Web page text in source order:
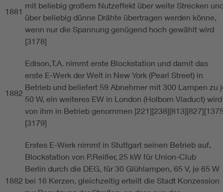
1881
mit beliebig großem Nutzeffekt über weite Strecken
über beliebig dünne Drähte übertragen werden könne,
wenn nur die Spannung genügend hoch gewählt wird
[3178]
1882
Edison,T.A. nimmt erste Blockstation und damit das
erste E-Werk der Welt in New York (Pearl Street) in
Betrieb und beliefert 59 Abnehmer mit 300 Lampen zu
50 W, ein weiteres EW in London (Holborn Viaduct) wird
von ihm in Betrieb genommen
[3179]
1882
Erstes E-Werk nimmt in Stuttgart seinen Betrieb auf,
Blockstation von P.Reißer, 25 kW für Union-Club
Berlin durch die DEG, für 30 Glühlampen, 65 V, je 65 W
bei 16 Kerzen, gleichzeitig erteilt die Stadt Konzession